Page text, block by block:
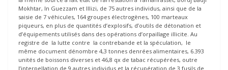
Mokhtar, In Guezzam et Illizi, de 75 autres individus, ainsi que de la
saisie de 7 véhicules, 164 groupes électrogènes, 100 marteaux
piqueurs, en plus de quantités d’explosifs, d’outils de détonation et
d’équipements utilisés dans des opérations d’orpaillage illicite. Au
registre de la lutte contre la contrebande et la spéculation, le
même document dénombre 4,3 tonnes denrées alimentaires, 6.393
unités de boissons diverses et 46,8 qx de tabac récupérées, outre
l’interpellation de 9 autres individus et la récupération de 3 fusils de